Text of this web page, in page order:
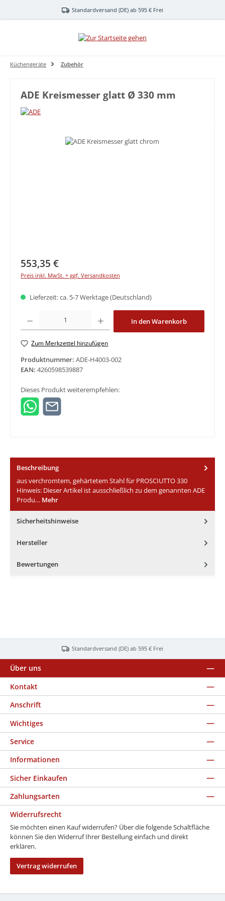
Zum Hauptinhalt springenStandardversand (DE) ab 595 € Frei
Küchengeräte Zubehör
ADE Kreismesser glatt Ø 330 mm
Bildergalerie überspringen
Regulärer Preis:
553,35 €
Preis inkl. MwSt. + ggf. Versandkosten
Lieferzeit: ca. 5-7 Werktage (Deutschland)
Produkt Anzahl: Gib den gewünschten Wert ein oder benutze die
In den Warenkorb
Zum Merkzettel hinzufügen
Produktnummer: ADE-H4003-002
EAN: 4260598539887
Dieses Produkt weiterempfehlen:
Beschreibung
aus verchromtem, gehärtetem Stahl für PROSCIUTTO 330
Hinweis: Dieser Artikel ist ausschließlich zu dem genannten ADE
Produ… Mehr
Sicherheitshinweise
Hersteller
Bewertungen
Standardversand (DE) ab 595 € Frei
Über uns
Kontakt
Anschrift
Wichtiges
Service
Informationen
Sicher Einkaufen
Zahlungsarten
Widerrufsrecht
Sie möchten einen Kauf widerrufen? Über die folgende Schaltfläche
können Sie den Widerruf Ihrer Bestellung einfach und direkt
erklären.
Vertrag widerrufen